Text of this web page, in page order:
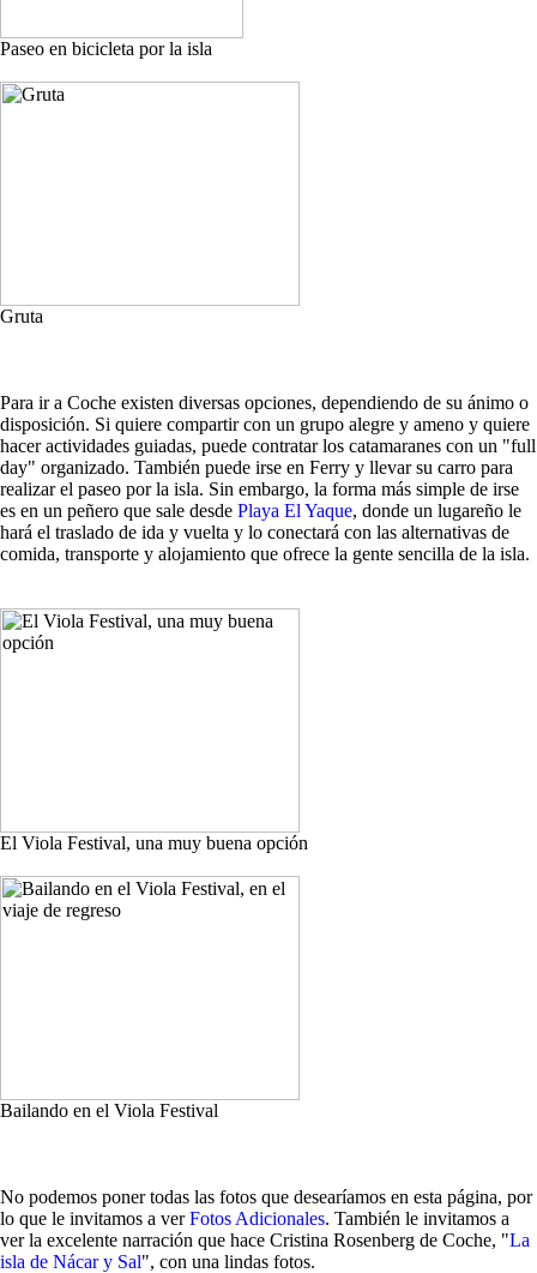
Paseo en bicicleta por la isla
Gruta
Para ir a Coche existen diversas opciones, dependiendo de su ánimo o
disposición. Si quiere compartir con un grupo alegre y ameno y quiere
hacer actividades guiadas, puede contratar los catamaranes con un "full
day" organizado. También puede irse en Ferry y llevar su carro para
realizar el paseo por la isla. Sin embargo, la forma más simple de irse
es en un peñero que sale desde Playa El Yaque, donde un lugareño le
hará el traslado de ida y vuelta y lo conectará con las alternativas de
comida, transporte y alojamiento que ofrece la gente sencilla de la isla.
El Viola Festival, una muy buena opción
Bailando en el Viola Festival
No podemos poner todas las fotos que desearíamos en esta página, por
lo que le invitamos a verFotos Adicionales. También le invitamos a
ver la excelente narración que hace Cristina Rosenberg de Coche, "La
isla de Nácar y Sal", con una lindas fotos.